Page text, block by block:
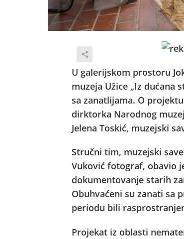
U galerijskom prostoru
muzeja Užice „Iz dućana
sa zanatlijama. O
dirktorka Narodnog
Jelena Toskić, muzejski
Stručni tim, muzejski
Vuković fotograf, obavio
dokumentovanje starih
Obuhvaćeni su zanati sa
periodu bili
Projekat iz oblasti